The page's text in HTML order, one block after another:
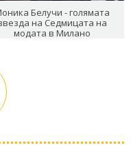
Белучи - голямата
на Седмицата на
модата в Милано